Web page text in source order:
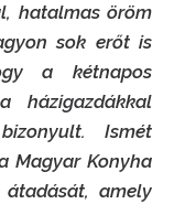
hatalmas öröm
sok erőt is
a kétnapos
házigazdákkal
Ismét
Magyar Konyha
amely